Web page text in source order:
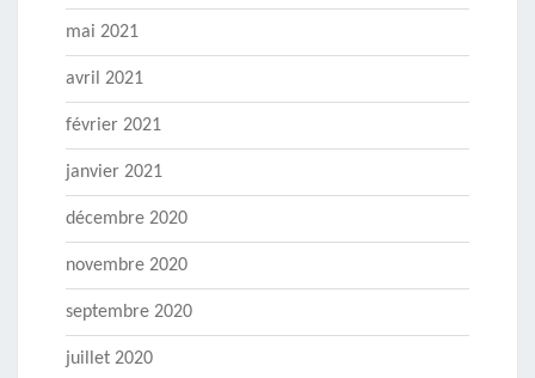
mai 2021
avril 2021
février 2021
janvier 2021
décembre 2020
novembre 2020
septembre 2020
juillet 2020